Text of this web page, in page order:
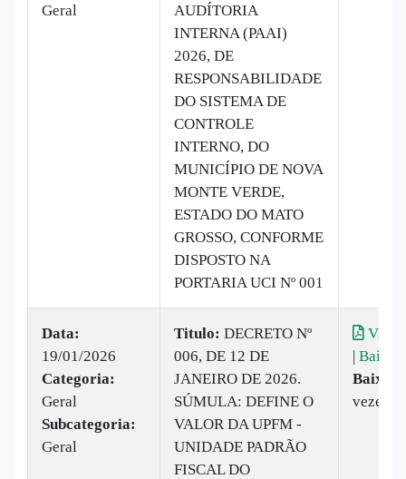
Geral
AUDÍTORIA
INTERNA (PAAI)
2026, DE
RESPONSABILIDADE
DO SISTEMA DE
CONTROLE
INTERNO, DO
MUNICÍPIO DE NOVA
MONTE VERDE,
ESTADO DO MATO
GROSSO, CONFORME
DISPOSTO NA
PORTARIA UCI Nº 001
Data:
19/01/2026
Categoria:
Geral
Subcategoria:
Geral
Titulo: DECRETO Nº
006, DE 12 DE
JANEIRO DE 2026.
SÚMULA: DEFINE O
VALOR DA UPFM -
UNIDADE PADRÃO
FISCAL DO
| Baixar
vezes